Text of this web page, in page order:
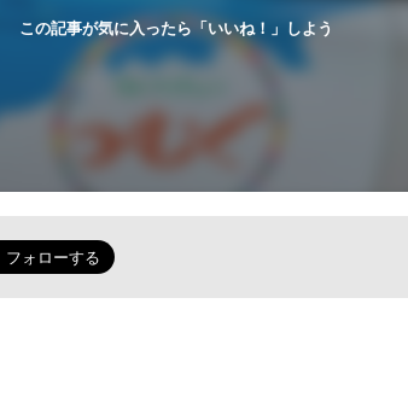
この記事が気に入ったら「いいね！」しよう